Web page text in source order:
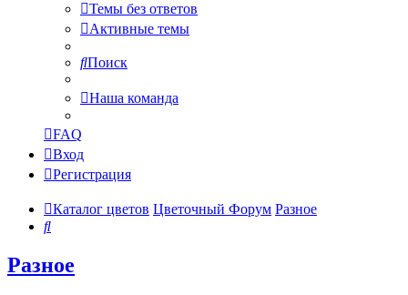
Темы без ответов
Активные темы
Поиск
Наша команда
FAQ
Вход
Регистрация
Каталог цветов Цветочный Форум Разное
Поиск
Разное